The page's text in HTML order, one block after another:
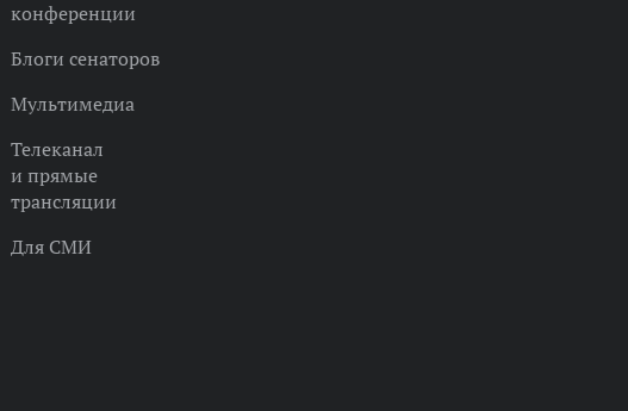
конференции
Блоги сенаторов
Мультимедиа
Телеканал
и прямые
трансляции
Для СМИ